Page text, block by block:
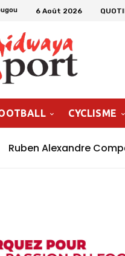
6 Août 2026
CYCLISME
Ruben Alexandre